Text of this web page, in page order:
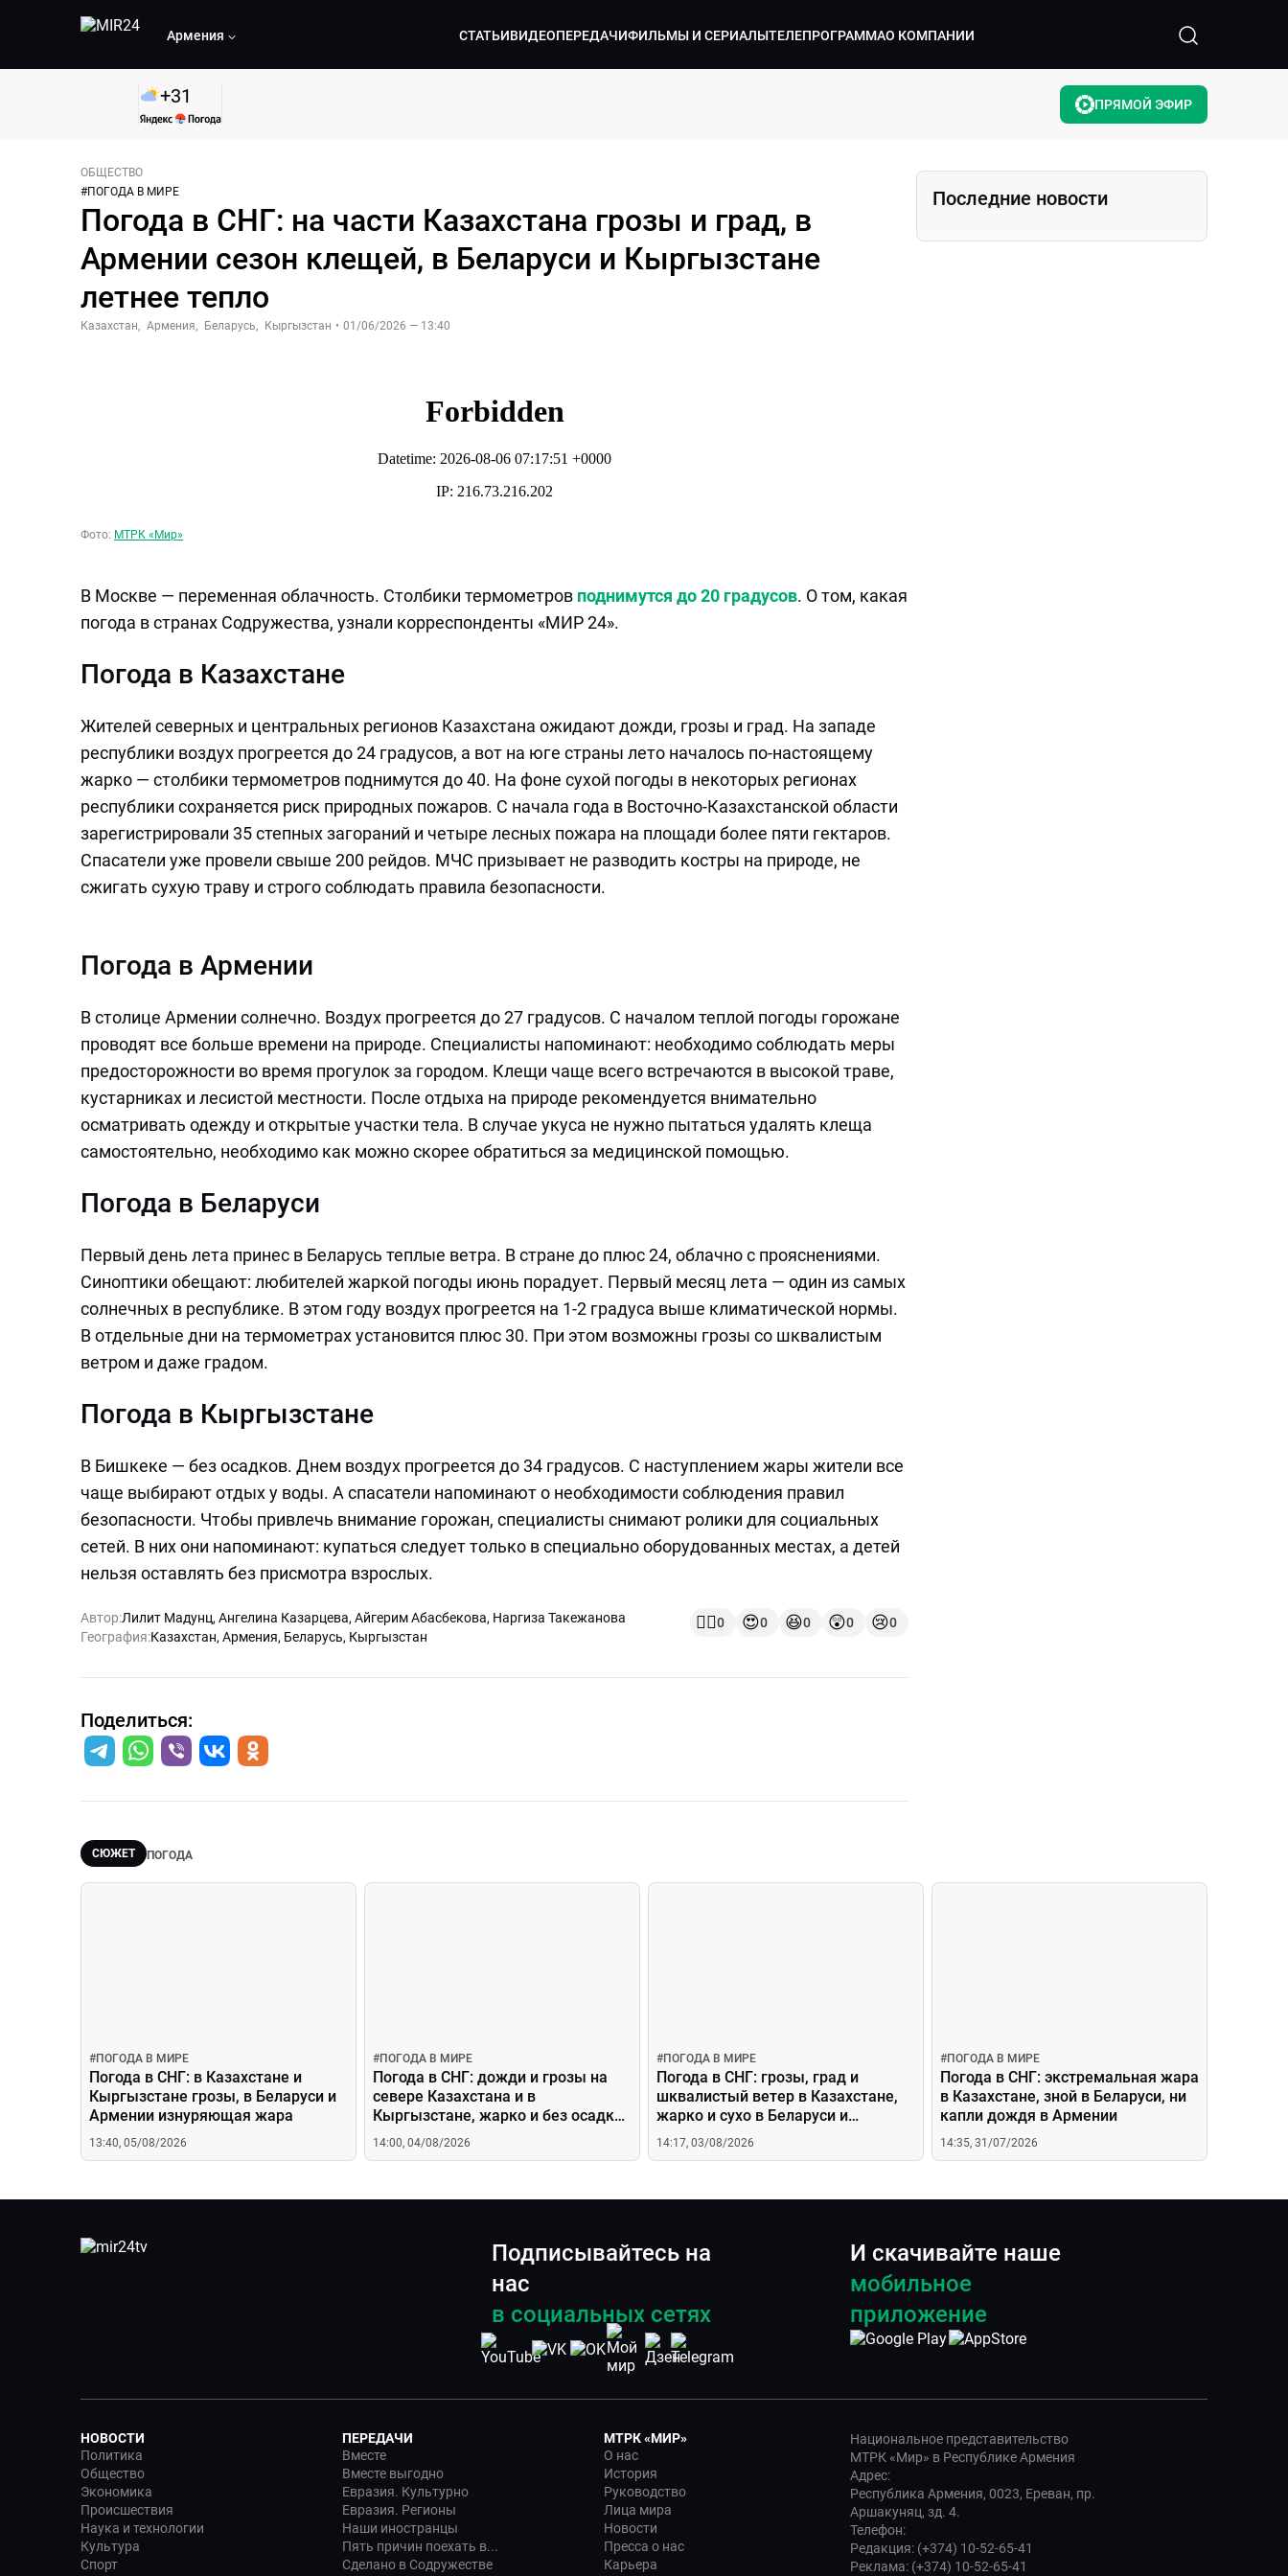
Армения СТАТЬИВИДЕОПЕРЕДАЧИФИЛЬМЫ И СЕРИАЛЫТЕЛЕПРОГРАММАО КОМПАНИИ
+31 ПРЯМОЙ ЭФИР
ОБЩЕСТВО
#ПОГОДА В МИРЕ
Погода в СНГ: на части Казахстана грозы и град, в
Армении сезон клещей, в Беларуси и Кыргызстане
летнее тепло
Казахстан, Армения, Беларусь, Кыргызстан • 01/06/2026 — 13:40
Фото: МТРК «Мир»
В Москве — переменная облачность. Столбики термометров поднимутся до 20 градусов. О том, какая
погода в странах Содружества, узнали корреспонденты «МИР 24».
Погода в Казахстане
Жителей северных и центральных регионов Казахстана ожидают дожди, грозы и град. На западе
республики воздух прогреется до 24 градусов, а вот на юге страны лето началось по-настоящему
жарко — столбики термометров поднимутся до 40. На фоне сухой погоды в некоторых регионах
республики сохраняется риск природных пожаров. С начала года в Восточно-Казахстанской области
зарегистрировали 35 степных загораний и четыре лесных пожара на площади более пяти гектаров.
Спасатели уже провели свыше 200 рейдов. МЧС призывает не разводить костры на природе, не
сжигать сухую траву и строго соблюдать правила безопасности.
Погода в Армении
В столице Армении солнечно. Воздух прогреется до 27 градусов. С началом теплой погоды горожане
проводят все больше времени на природе. Специалисты напоминают: необходимо соблюдать меры
предосторожности во время прогулок за городом. Клещи чаще всего встречаются в высокой траве,
кустарниках и лесистой местности. После отдыха на природе рекомендуется внимательно
осматривать одежду и открытые участки тела. В случае укуса не нужно пытаться удалять клеща
самостоятельно, необходимо как можно скорее обратиться за медицинской помощью.
Погода в Беларуси
Первый день лета принес в Беларусь теплые ветра. В стране до плюс 24, облачно с прояснениями.
Синоптики обещают: любителей жаркой погоды июнь порадует. Первый месяц лета — один из самых
солнечных в республике. В этом году воздух прогреется на 1-2 градуса выше климатической нормы.
В отдельные дни на термометрах установится плюс 30. При этом возможны грозы со шквалистым
ветром и даже градом.
Погода в Кыргызстане
В Бишкеке — без осадков. Днем воздух прогреется до 34 градусов. С наступлением жары жители все
чаще выбирают отдых у воды. А спасатели напоминают о необходимости соблюдения правил
безопасности. Чтобы привлечь внимание горожан, специалисты снимают ролики для социальных
сетей. В них они напоминают: купаться следует только в специально оборудованных местах, а детей
нельзя оставлять без присмотра взрослых.
Последние новости
Автор:Лилит Мадунц, Ангелина Казарцева, Айгерим Абасбекова, Наргиза Такежанова
География:Казахстан, Армения, Беларусь, Кыргызстан
👍🏻0 😍0 😆0 😲0 😢0
Поделиться:
СЮЖЕТ ПОГОДА
#ПОГОДА В МИРЕ
Погода в СНГ: в Казахстане и
Кыргызстане грозы, в Беларуси и
Армении изнуряющая жара
13:40, 05/08/2026
#ПОГОДА В МИРЕ
Погода в СНГ: дожди и грозы на
севере Казахстана и в
Кыргызстане, жарко и без осадков
в Армении, Беларуси и
Азербайджане
14:00, 04/08/2026
#ПОГОДА В МИРЕ
Погода в СНГ: грозы, град и
шквалистый ветер в Казахстане,
жарко и сухо в Беларуси и
Армении
14:17, 03/08/2026
#ПОГОДА В МИРЕ
Погода в СНГ: экстремальная жара
в Казахстане, зной в Беларуси, ни
капли дождя в Армении
14:35, 31/07/2026
Подписывайтесь на
нас
в социальных сетях
И скачивайте наше
мобильное
приложение
НОВОСТИ
Политика
Общество
Экономика
Происшествия
Наука и технологии
Культура
Спорт
ПЕРЕДАЧИ
Вместе
Вместе выгодно
Евразия. Культурно
Евразия. Регионы
Наши иностранцы
Пять причин поехать в...
Сделано в Содружестве
МТРК «МИР»
О нас
История
Руководство
Лица мира
Новости
Пресса о нас
Карьера
Национальное представительство
МТРК «Мир» в Республике Армения
Адрес:
Республика Армения, 0023, Ереван, пр.
Аршакуняц, зд. 4.
Телефон:
Редакция: (+374) 10-52-65-41
Реклама: (+374) 10-52-65-41